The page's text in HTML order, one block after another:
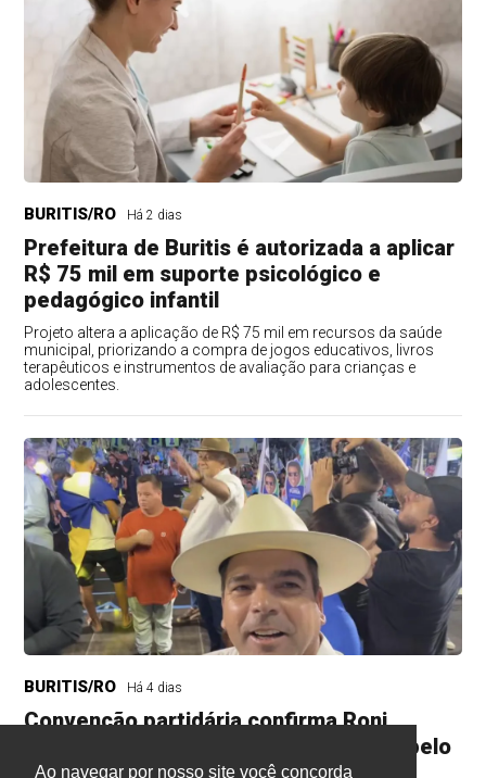
Ao navegar por nosso site você concorda
BURITIS/RO Há 2 dias
Prefeitura de Buritis é autorizada a aplicar
R$ 75 mil em suporte psicológico e
pedagógico infantil
Projeto altera a aplicação de R$ 75 mil em recursos da saúde
municipal, priorizando a compra de jogos educativos, livros
terapêuticos e instrumentos de avaliação para crianças e
adolescentes.
BURITIS/RO Há 4 dias
Convenção partidária confirma Roni
Irmãozinho como candidato à eleição pelo
Avante